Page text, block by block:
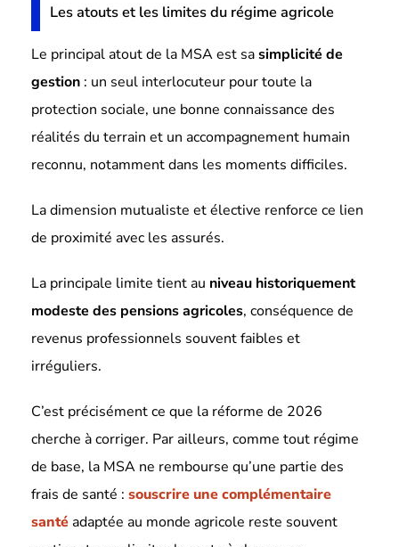
Les atouts et les limites du régime agricole
Le principal atout de la MSA est sasimplicité de
gestion : un seul interlocuteur pour toute la
protection sociale, une bonne connaissance des
réalités du terrain et un accompagnement humain
reconnu, notamment dans les moments difficiles.
La dimension mutualiste et élective renforce ce lien
de proximité avec les assurés.
La principale limite tient au niveau historiquement
modeste des pensions agricoles, conséquence de
revenus professionnels souvent faibles et
irréguliers.
C’est précisément ce que la réforme de 2026
cherche à corriger. Par ailleurs, comme tout régime
de base, la MSA ne rembourse qu’une partie des
frais de santé : souscrire une complémentaire
santéadaptée au monde agricole reste souvent